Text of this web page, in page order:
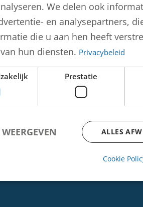
Socials
We delen ook
en analysepartners,
die u aan hen heeft
hun diensten. Privacybeleid
Prestatie
ALLES
Cookie